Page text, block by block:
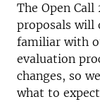
The Open Call
proposals will
familiar with
evaluation
changes, so
what to